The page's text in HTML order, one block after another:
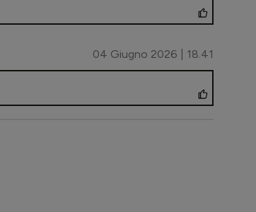
04 Giugno 2026 | 18.41